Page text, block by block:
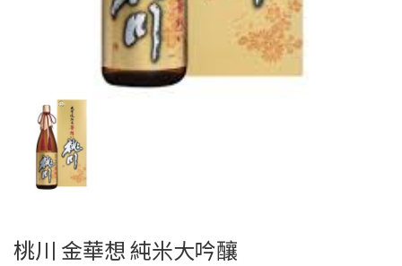
桃川 金華想 純米大吟釀